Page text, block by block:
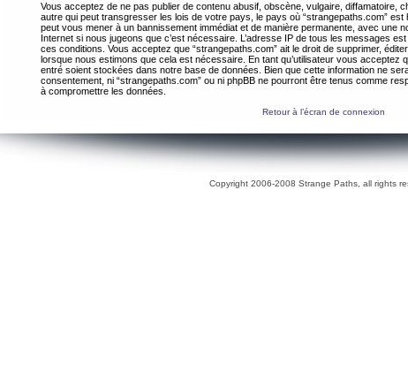
Vous acceptez de ne pas publier de contenu abusif, obscène, vulgaire, diffamatoire,
autre qui peut transgresser les lois de votre pays, le pays où “strangepaths.com” est
peut vous mener à un bannissement immédiat et de manière permanente, avec une
Internet si nous jugeons que c’est nécessaire. L’adresse IP de tous les messages
ces conditions. Vous acceptez que “strangepaths.com” ait le droit de supprimer,
lorsque nous estimons que cela est nécessaire. En tant qu’utilisateur vous acceptez
entré soient stockées dans notre base de données. Bien que cette information ne
consentement, ni “strangepaths.com” ou ni phpBB ne pourront être tenus comme
à compromettre les données.
Retour à l’écran de connexion
Copyright 2006-2008 Strange Paths, all rights